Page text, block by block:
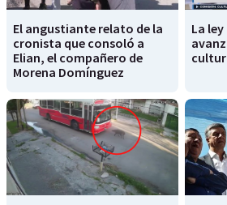
El angustiante relato de la
cronista que consoló a
Elian, el compañero de
Morena Domínguez
La